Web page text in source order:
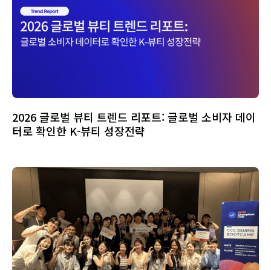
2026 글로벌 뷰티 트렌드 리포트: 글로벌 소비자 데이
터로 확인한 K-뷰티 성장전략